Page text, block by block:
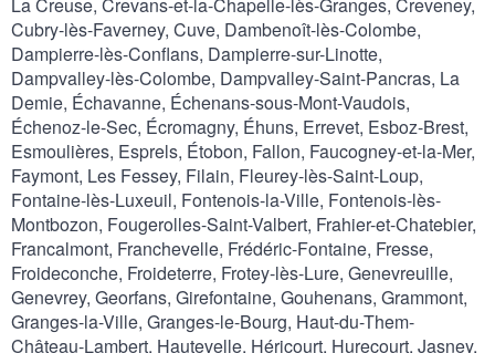
Cubry-lès-Faverney, Cuve, Dambenoît-lès-Colombe,
Dampierre-lès-Conflans, Dampierre-sur-Linotte,
Dampvalley-lès-Colombe, Dampvalley-Saint-Pancras, La
Demie, Échavanne, Échenans-sous-Mont-Vaudois,
Échenoz-le-Sec, Écromagny, Éhuns, Errevet, Esboz-Brest,
Esmoulières, Esprels, Étobon, Fallon, Faucogney-et-la-Mer,
Faymont, Les Fessey, Filain, Fleurey-lès-Saint-Loup,
Fontaine-lès-Luxeuil, Fontenois-la-Ville, Fontenois-lès-
Montbozon, Fougerolles-Saint-Valbert, Frahier-et-Chatebier,
Francalmont, Franchevelle, Frédéric-Fontaine, Fresse,
Froideconche, Froideterre, Frotey-lès-Lure, Genevreuille,
Genevrey, Georfans, Girefontaine, Gouhenans, Grammont,
Granges-la-Ville, Granges-le-Bourg, Haut-du-Them-
Château-Lambert, Hautevelle, Héricourt, Hurecourt, Jasney,